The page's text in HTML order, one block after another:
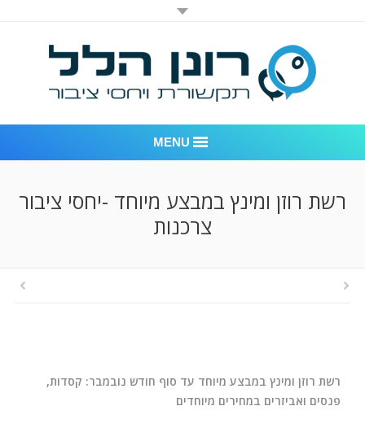
MENU
אודות החברה
ניהול מוניטין
רשת רוזן ומינץ במבצע מיוחד -יחסי ציבור
צרכנות
רשת רוזן ומינץ במבצע מיוחד עד סוף חודש נובמבר: קסדות,
פנסים ואביזרים במחירים מיוחדים